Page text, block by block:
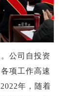
公司自投资
项工作高速
年，随着